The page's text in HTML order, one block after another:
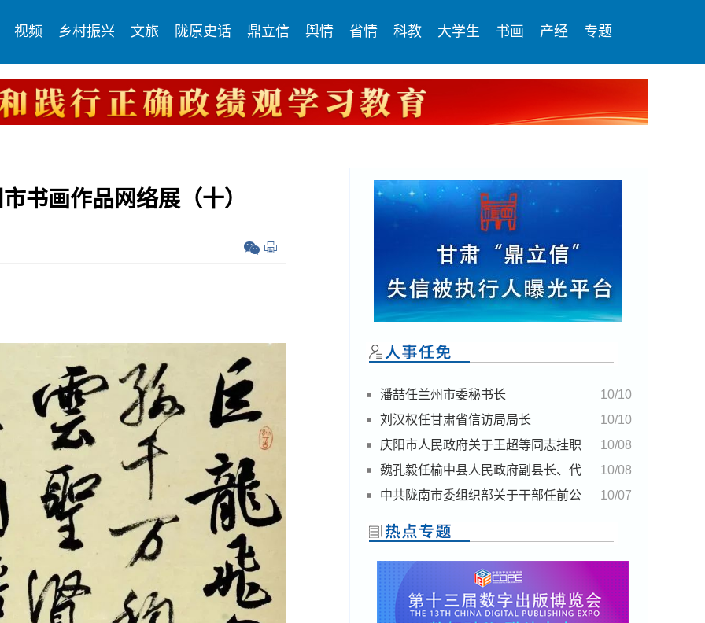
视频 乡村振兴 文旅 陇原史话 鼎立信 舆情 省情 科教 大学生 书画 产经 专题
书画作品网络展（十）
10/10
潘喆任兰州市委秘书长
10/10
刘汉权任甘肃省信访局局长
10/08
庆阳市人民政府关于王超等同志挂职
工作的通知
10/08
魏孔毅任榆中县人民政府副县长、代
理县长
10/07
中共陇南市委组织部关于干部任前公
示的公告